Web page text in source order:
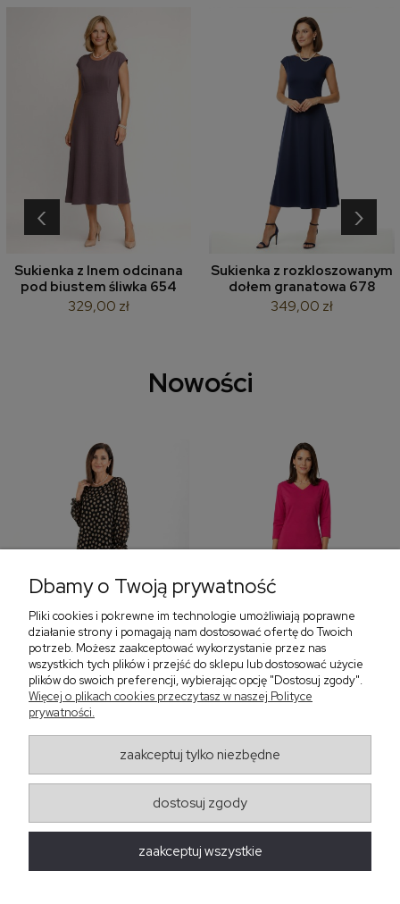
Sukienka z lnem odcinana
pod biustem śliwka 654
329,00 zł
Sukienka z rozkloszowanym
dołem granatowa 678
349,00 zł
‹ ›
Nowości
Sukienka z falbaną i
bufiastym rękawem w
405,30 zł
Sukienka z dekoltem w
299,00 zł
‹
Regulaminy
Obsługa zamówień
Dbamy o Twoją prywatność
Pliki cookies i pokrewne im technologie umożliwiają poprawne
działanie strony i pomagają nam dostosować ofertę do Twoich
potrzeb. Możesz zaakceptować wykorzystanie przez nas
wszystkich tych plików i przejść do sklepu lub dostosować użycie
plików do swoich preferencji, wybierając opcję "Dostosuj zgody".
Więcej o plikach cookies przeczytasz w naszej Polityce
prywatności.
zaakceptuj tylko niezbędne
dostosuj zgody
zaakceptuj wszystkie